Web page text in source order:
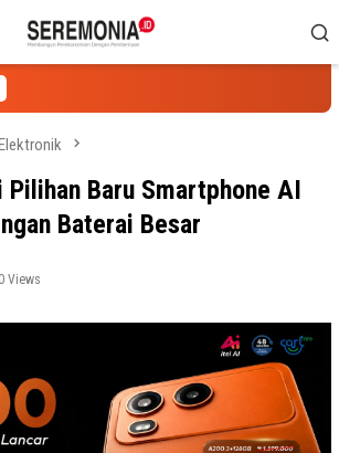
Baru Smartphone AI
Baterai Besar
Views